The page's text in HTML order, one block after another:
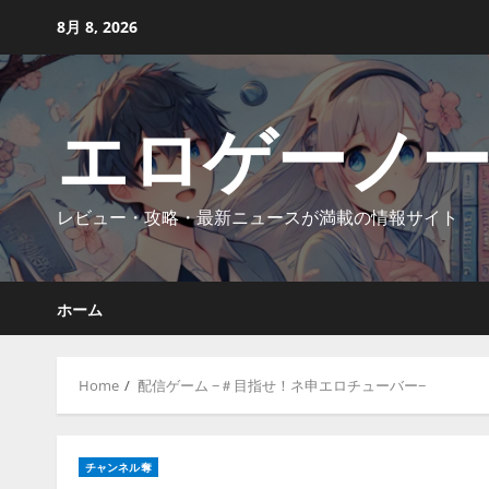
content
8月 8, 2026
エロゲーノ
レビュー・攻略・最新ニュースが満載の情報サイト
ホーム
Home 配信ゲーム −＃目指せ！ネ申エロチューバー−
チャンネル奪